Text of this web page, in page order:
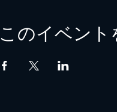
このイベント